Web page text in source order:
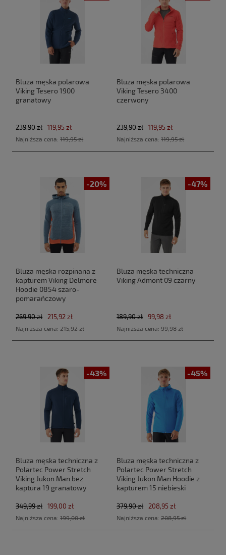
Bluza męska polarowa
Viking Tesero 1900
granatowy
119,95 zł
239,90 zł
Najniższa cena:119,95 zł
Bluza męska polarowa
Viking Tesero 3400
czerwony
119,95 zł
239,90 zł
Najniższa cena:119,95 zł
-20%
Bluza męska rozpinana z
kapturem Viking Delmore
Hoodie 0854 szaro-
pomarańczowy
215,92 zł
269,90 zł
Najniższa cena:215,92 zł
-47%
Bluza męska techniczna
Viking Admont 09 czarny
99,98 zł
189,90 zł
Najniższa cena:99,98 zł
-43%
Bluza męska techniczna z
Polartec Power Stretch
Viking Jukon Man bez
kaptura 19 granatowy
199,00 zł
349,99 zł
Najniższa cena:199,00 zł
-45%
Bluza męska techniczna z
Polartec Power Stretch
Viking Jukon Man Hoodie z
kapturem 15 niebieski
208,95 zł
379,90 zł
Najniższa cena:208,95 zł